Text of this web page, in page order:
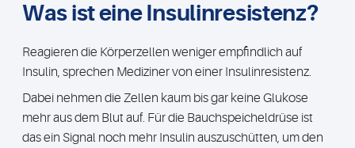
Was ist eine Insulinresistenz?
Reagieren die Körperzellen weniger empfindlich auf
Insulin, sprechen Mediziner von einer Insulinresistenz.
Dabei nehmen die Zellen kaum bis gar keine Glukose
mehr aus dem Blut auf. Für die Bauchspeicheldrüse ist
das ein Signal noch mehr Insulin auszuschütten, um den